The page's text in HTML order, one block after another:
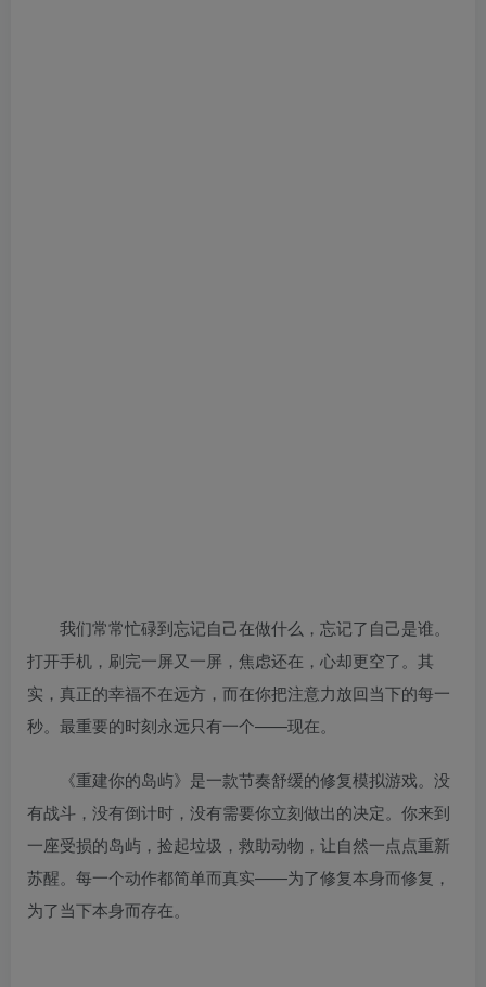
我们常常忙碌到忘记自己在做什么，忘记了自己是谁。
打开手机，刷完一屏又一屏，焦虑还在，心却更空了。其
实，真正的幸福不在远方，而在你把注意力放回当下的每一
秒。最重要的时刻永远只有一个——现在。
《重建你的岛屿》是一款节奏舒缓的修复模拟游戏。没
有战斗，没有倒计时，没有需要你立刻做出的决定。你来到
一座受损的岛屿，捡起垃圾，救助动物，让自然一点点重新
苏醒。每一个动作都简单而真实——为了修复本身而修复，
为了当下本身而存在。